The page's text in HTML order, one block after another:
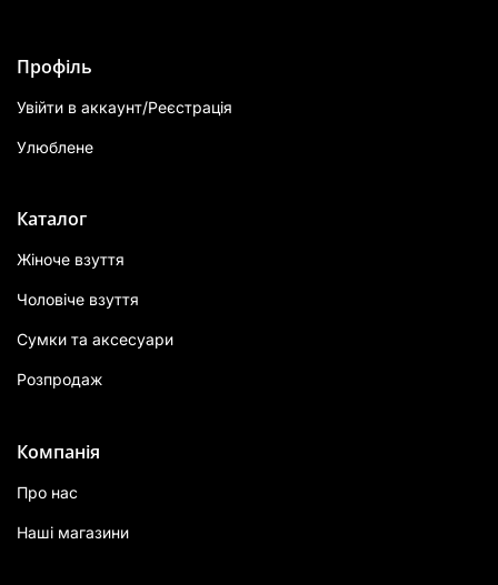
Профіль
Увійти в аккаунт/Реєстрація
Улюблене
Каталог
Жіноче взуття
Чоловіче взуття
Сумки та аксесуари
Розпродаж
Компанія
Про нас
Наші магазини